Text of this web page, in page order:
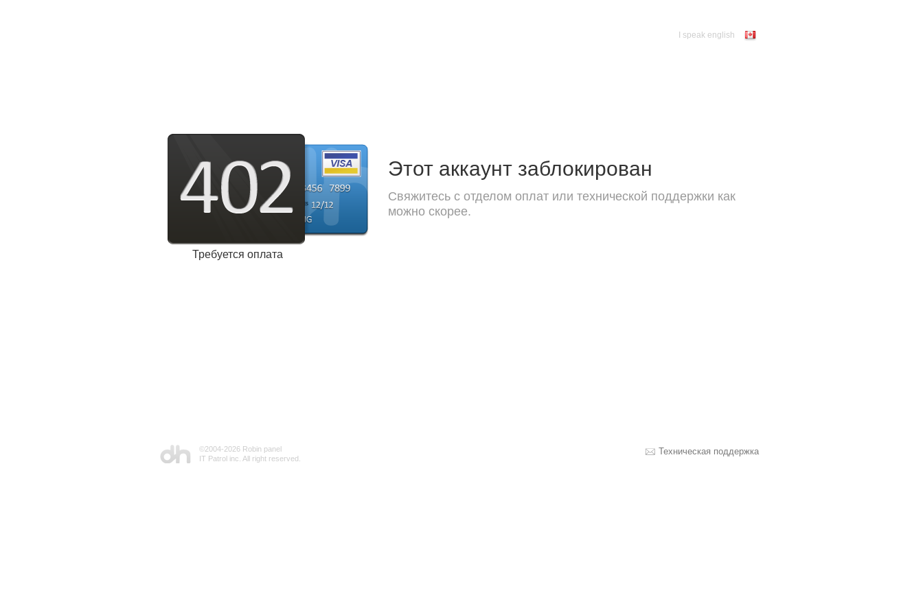
I speak english
Требуется оплата
Этот аккаунт заблокирован
Свяжитесь с отделом оплат или технической поддержки как
можно скорее.
Техническая поддержка
©2004-2026 Robin panel
IT Patrol inc. All right reserved.